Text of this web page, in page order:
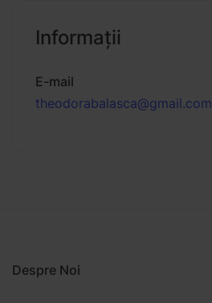
Informaţii
E-mail
theodorabalasca@gmail.com
Despre Noi